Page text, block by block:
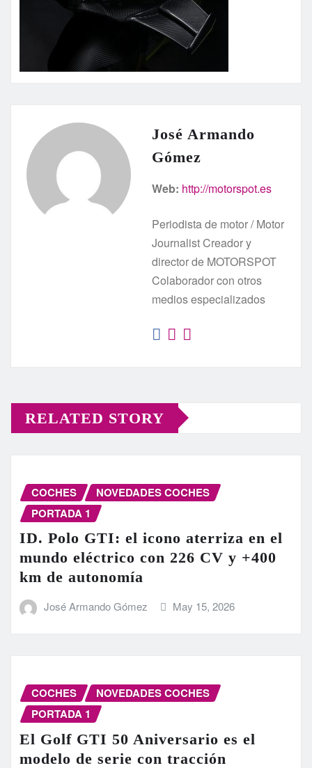
José Armando
Gómez
Web: http://motorspot.es
Periodista de motor / Motor
Journalist Creador y
director de MOTORSPOT
Colaborador con otros
medios especializados
RELATED STORY
COCHES
NOVEDADES COCHES
PORTADA 1
ID. Polo GTI: el icono aterriza en el
mundo eléctrico con 226 CV y +400
km de autonomía
José Armando Gómez May 15, 2026
COCHES
NOVEDADES COCHES
PORTADA 1
El Golf GTI 50 Aniversario es el
modelo de serie con tracción